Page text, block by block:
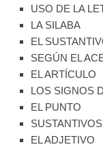
USO DE LA
LA SILABA
EL
SEGÚN EL
EL ARTÍCULO
LOS SIGNOS
EL PUNTO
SUSTANTIVOS
EL ADJETIVO